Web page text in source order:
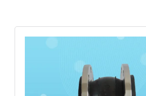
बेलो कम्पेसाटर
धातु नली